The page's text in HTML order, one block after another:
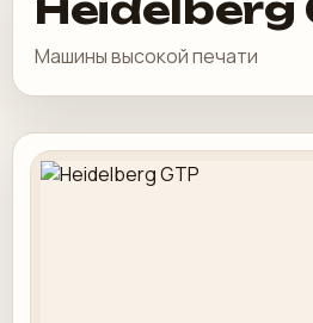
Машины высокой печати